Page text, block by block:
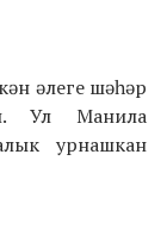
әлеге шәһәр
Ул Манила
урнашкан